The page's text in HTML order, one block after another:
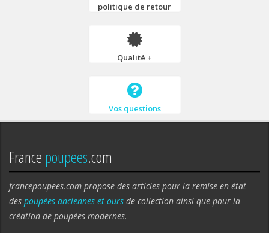
politique de retour
Qualité +
Vos questions
Francepoupees.com
francepoupees.com propose des articles pour la remise en état
des poupées anciennes et ours de collection ainsi que pour la
création de poupées modernes.